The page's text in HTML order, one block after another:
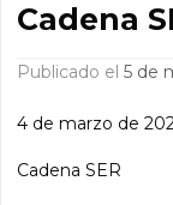
Cadena
Publicado el5 de
4 de marzo de
Cadena SER